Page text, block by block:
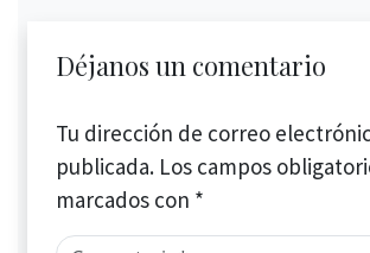
Déjanos un comentario
Tu dirección de correo
publicada. Los campos
marcados con *